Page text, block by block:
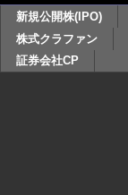
新規公開株(IPO)
株式クラファン
証券会社CP